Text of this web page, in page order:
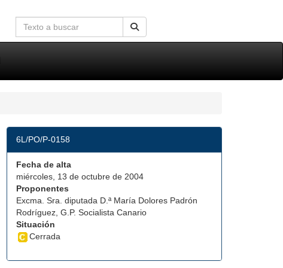
6L/PO/P-0158
Fecha de alta
miércoles, 13 de octubre de 2004
Proponentes
Excma. Sra. diputada D.ª María Dolores Padrón
Rodríguez, G.P. Socialista Canario
Situación
Cerrada